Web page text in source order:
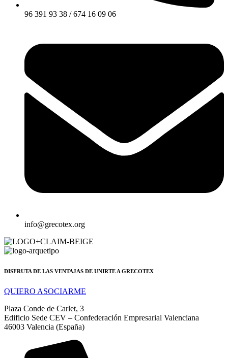
96 391 93 38 / 674 16 09 06
info@grecotex.org
DISFRUTA DE LAS VENTAJAS DE UNIRTE A GRECOTEX
QUIERO ASOCIARME
Plaza Conde de Carlet, 3
Edificio Sede CEV – Confederación Empresarial Valenciana
46003 Valencia (España)